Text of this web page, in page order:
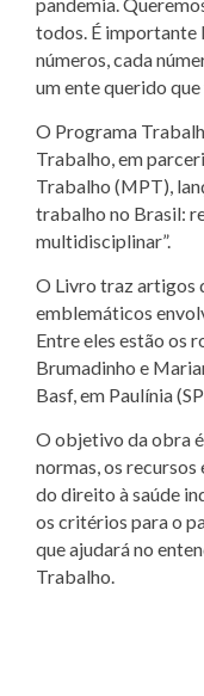
todos. É importante
números, cada
um ente querido
O Programa
Trabalho, em
Trabalho (MPT),
trabalho no Brasil:
multidisciplinar”.
O Livro traz artigos
emblemáticos
Entre eles estão os
Brumadinho e
Basf, em Paulínia
O objetivo da obra
normas, os
do direito à saúde
os critérios para o
que ajudará no
Trabalho.